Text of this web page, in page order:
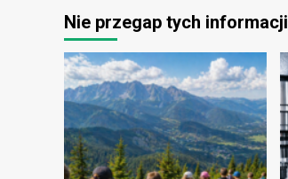
Nie przegap tych informacji